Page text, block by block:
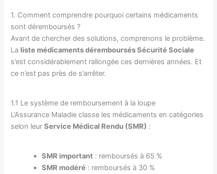
1. Comment comprendre pourquoi certains médicaments
sont déremboursés ?
Avant de chercher des solutions, comprenons le problème.
La liste médicaments déremboursés Sécurité Sociale
s’est considérablement rallongée ces dernières années. Et
ce n’est pas près de s’arrêter.
1.1 Le système de remboursement à la loupe
L’Assurance Maladie classe les médicaments en catégories
selon leurService Médical Rendu (SMR) :
SMR important : remboursés à 65 %
SMR modéré : remboursés à 30 %